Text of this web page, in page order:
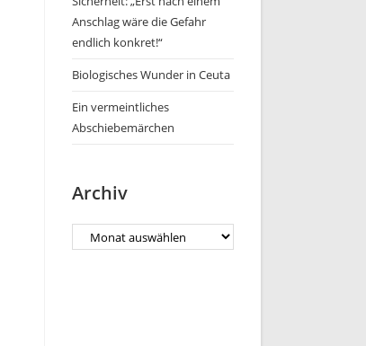
Anschlag wäre die Gefahr
endlich konkret!“
Biologisches Wunder in Ceuta
Ein vermeintliches
Abschiebemärchen
Archiv